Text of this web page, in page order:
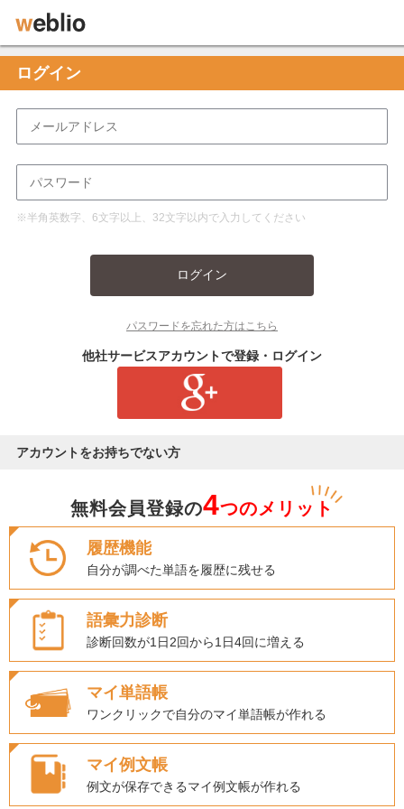
ログイン
※半角英数字、6文字以上、32文字以内で入力してください
ログイン
パスワードを忘れた方はこちら
他社サービスアカウントで登録・ログイン
アカウントをお持ちでない方
無料会員登録の4つのメリット
履歴機能
自分が調べた単語を履歴に残せる
語彙力診断
診断回数が1日2回から1日4回に増える
マイ単語帳
ワンクリックで自分のマイ単語帳が作れる
マイ例文帳
例文が保存できるマイ例文帳が作れる